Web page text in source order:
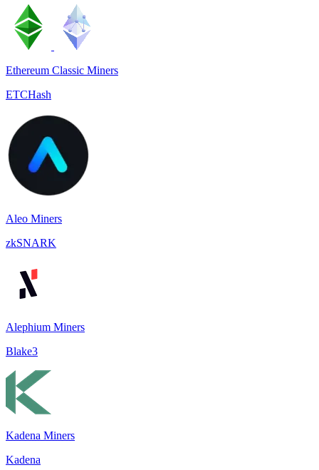
Ethereum Classic Miners
ETCHash
Aleo Miners
zkSNARK
Alephium Miners
Blake3
Kadena Miners
Kadena